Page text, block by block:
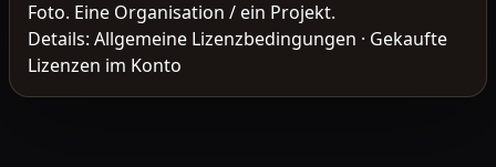
Foto. Eine Organisation / ein Projekt.
Details: Allgemeine Lizenzbedingungen · Gekaufte
Lizenzen im Konto